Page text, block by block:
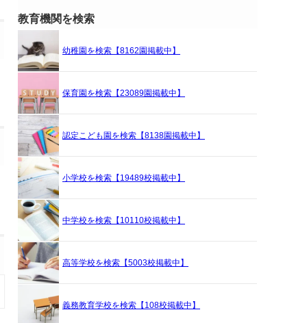
教育機関を検索
幼稚園を検索【8162園掲載中】
保育園を検索【23089園掲載中】
認定こども園を検索【8138園掲載中】
小学校を検索【19489校掲載中】
中学校を検索【10110校掲載中】
高等学校を検索【5003校掲載中】
義務教育学校を検索【108校掲載中】